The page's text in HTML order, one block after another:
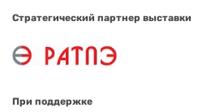
Стратегический партнер выставки
При поддержке